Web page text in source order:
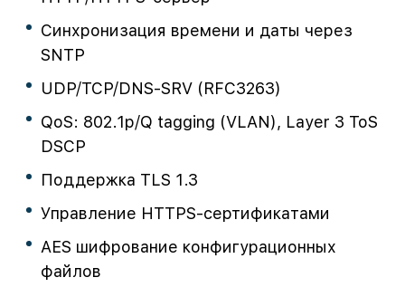
Синхронизация времени и даты через
SNTP
UDP/TCP/DNS-SRV (RFC3263)
QoS: 802.1p/Q tagging (VLAN), Layer 3 ToS
DSCP
Поддержка TLS 1.3
Управление HTTPS-сертификатами
AES шифрование конфигурационных
файлов